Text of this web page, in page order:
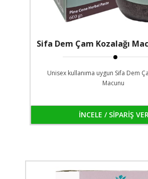
Sifa Dem Çam Kozalağı
Unisex kullanıma uygun Sifa Dem
Macunu
İNCELE / SİPARİŞ